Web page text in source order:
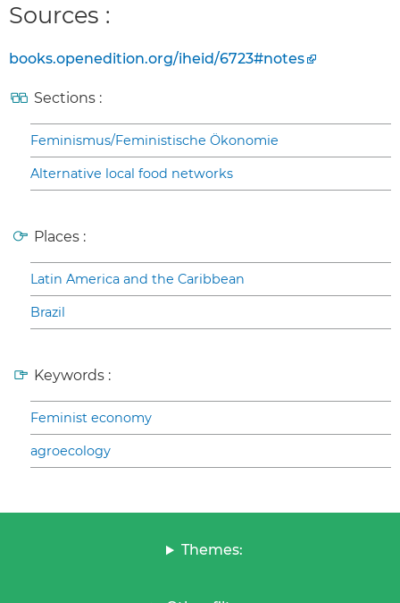
Sources :
books.openedition.org/iheid/6723#notes
Sections :
Feminismus/Feministische Ökonomie
Alternative local food networks
Places :
Latin America and the Caribbean
Brazil
Keywords :
Feminist economy
agroecology
Themes: